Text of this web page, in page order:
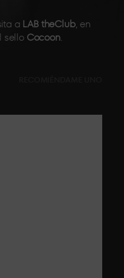
a LAB theClub, en
sello Cocoon.